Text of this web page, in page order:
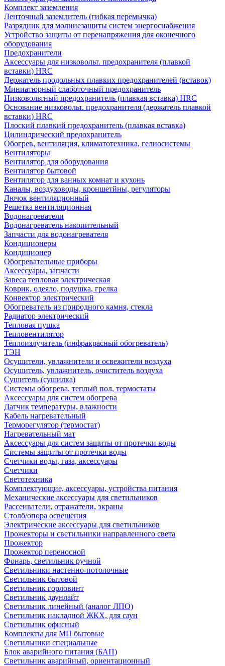
Комплект заземления
Ленточный заземлитель (гибкая перемычка)
Разрядник для молниезащиты систем энергоснабжения
Устройство защиты от перенапряжения для оконечного
оборудования
Предохранители
Аксессуары для низковольт. предохранителя (плавкой
вставки) HRC
Держатель продольных плавких предохранителей (вставок)
Миниатюрный слаботочный предохранитель
Низковольтный предохранитель (плавкая вставка) HRC
Основание низковольт. предохранителя (держатель плавкой
вставки) HRC
Плоский плавкий предохранитель (плавкая вставка)
Цилиндрический предохранитель
Обогрев, вентиляция, климатотехника, гелиосистемы
Вентиляторы
Вентилятор для оборудования
Вентилятор бытовой
Вентилятор для ванных комнат и кухонь
Каналы, воздуховоды, кроншетйны, регуляторы
Лючок вентиляционный
Решетка вентиляционная
Водонагреватели
Водонагреватель накопительный
Запчасти для водонагревателя
Кондиционеры
Кондиционер
Обогревательные приборы
Аксессуары, запчасти
Завеса тепловая электрическая
Коврик, одеяло, подушка, грелка
Конвектор электрический
Обогреватель из природного камня, стекла
Радиатор электрический
Тепловая пушка
Тепловентилятор
Теплоизлучатель (инфракрасный обогреватель)
ТЭН
Осушители, увлажнители и освежители воздуха
Осушитель, увлажнитель, очиститель воздуха
Сушитель (сушилка)
Системы обогрева, теплый пол, термостаты
Аксессуары для систем обогрева
Датчик температуры, влажности
Кабель нагревательный
Терморегулятор (термостат)
Нагревательный мат
Аксессуары для систем защиты от протечки воды
Системы защиты от протечки воды
Счетчики воды, газа, аксессуары
Счетчики
Светотехника
Комплектующие, аксессуары, устройства питания
Механические аксессуары для светильников
Рассеиватели, отражатели, экраны
Столб/опора освещения
Электрические аксессуары для светильников
Прожекторы и светильники направленного света
Прожектор
Прожектор переносной
Фонарь, светильник ручной
Светильники настенно-потолочные
Светильник бытовой
Светильник горловинт
Светильник даунлайт
Светильник линейный (аналог ЛПО)
Светильник накладной ЖКХ, для саун
Светильник офисный
Комплекты для МП бытовые
Светильники специальные
Блок аварийного питания (БАП)
Светильник аварийный, ориентационный